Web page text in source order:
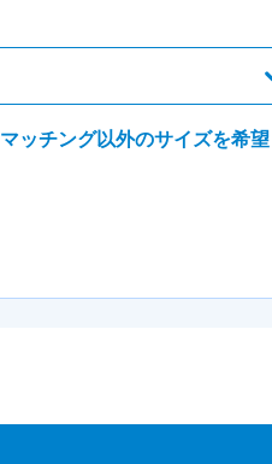
マッチング以外のサイズを希望